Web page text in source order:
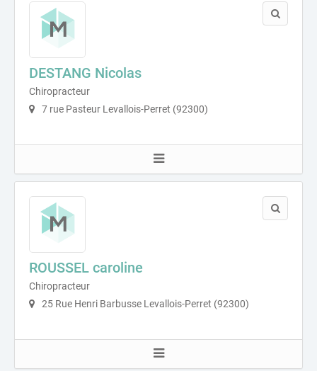
DESTANG Nicolas
Chiropracteur
7 rue Pasteur Levallois-Perret (92300)
ROUSSEL caroline
Chiropracteur
25 Rue Henri Barbusse Levallois-Perret (92300)